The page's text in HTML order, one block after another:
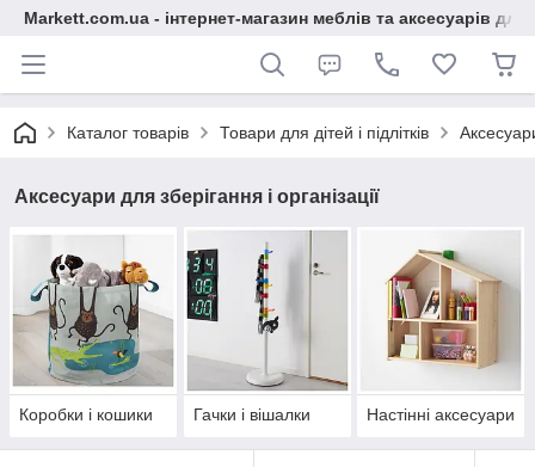
Markett.com.ua - інтернет-магазин меблів та аксесуарів для
Каталог товарів Товари для дітей і підлітків
Аксесуари для зберігання і організації
Коробки і кошики Гачки і вішалки Настінні аксесуари